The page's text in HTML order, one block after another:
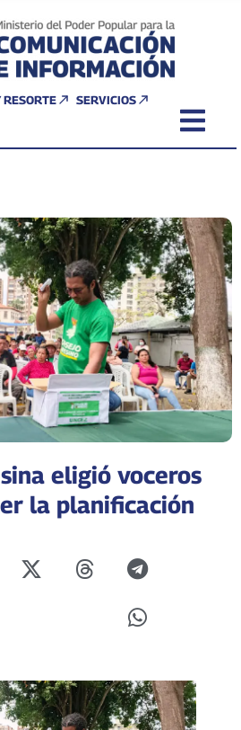
RESORTE SERVICIOS
eligió voceros
la planificación